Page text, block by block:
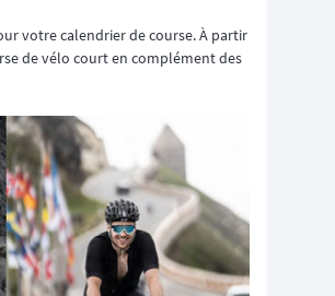
votre calendrier de course. À partir
de vélo court en complément des